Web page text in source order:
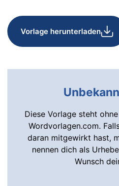
Vorlage herunterladen
Diese Vorlage steht
Wordvorlagen.com.
daran mitgewirkt hast,
nennen dich als
Wunsch